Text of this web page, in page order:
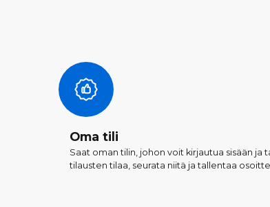
Oma tili
Saat oman tilin, johon voit kirjautua sisään ja
tilausten tilaa, seurata niitä ja tallentaa